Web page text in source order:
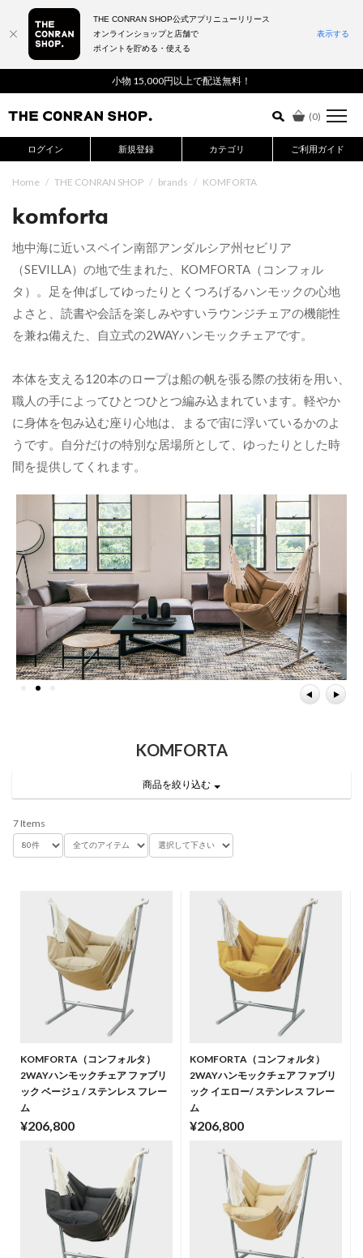
小物 15,000円以上で配送無料！
(0)
ログイン 新規登録 カテゴリ ご利用ガイド
詳細検索はこちら
Home / THE CONRAN SHOP / brands / KOMFORTA
komforta
地中海に近いスペイン南部アンダルシア州セビリア
（SEVILLA）の地で生まれた、KOMFORTA（コンフォル
タ）。足を伸ばしてゆったりとくつろげるハンモックの心地
よさと、読書や会話を楽しみやすいラウンジチェアの機能性
を兼ね備えた、自立式の2WAYハンモックチェアです。
本体を支える120本のロープは船の帆を張る際の技術を用い、
職人の手によってひとつひとつ編み込まれています。軽やか
に身体を包み込む座り心地は、まるで宙に浮いているかのよ
うです。自分だけの特別な居場所として、ゆったりとした時
間を提供してくれます。
KOMFORTA
商品を絞り込む
7 Items
KOMFORTA（コンフォルタ）
2WAYハンモックチェア ファブリ
ック ベージュ / ステンレス フレー
ム
¥206,800
KOMFORTA（コンフォルタ）
2WAYハンモックチェア ファブリ
ック イエロー/ ステンレス フレー
ム
¥206,800
THE CONRAN SHOP公式アプリニューリリース
オンラインショップと店舗で
ポイントを貯める・使える
表示する